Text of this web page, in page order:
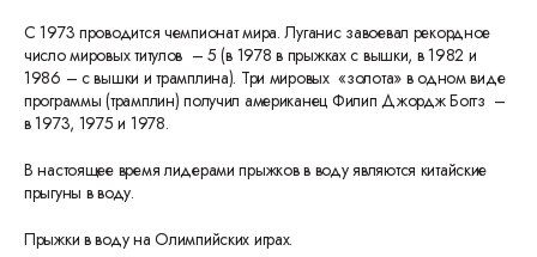
С 1973 проводится чемпионат мира. Луганис завоевал рекордное
число мировых титулов – 5 (в 1978 в прыжках с вышки, в 1982 и
1986 – с вышки и трамплина). Три мировых «золота» в одном виде
программы (трамплин) получил американец Филип Джордж Боггз –
в 1973, 1975 и 1978.
В настоящее время лидерами прыжков в воду являются китайские
прыгуны в воду.
Прыжки в воду на Олимпийских играх.